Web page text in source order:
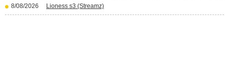
8/08/2026 Lioness s3 (Streamz)